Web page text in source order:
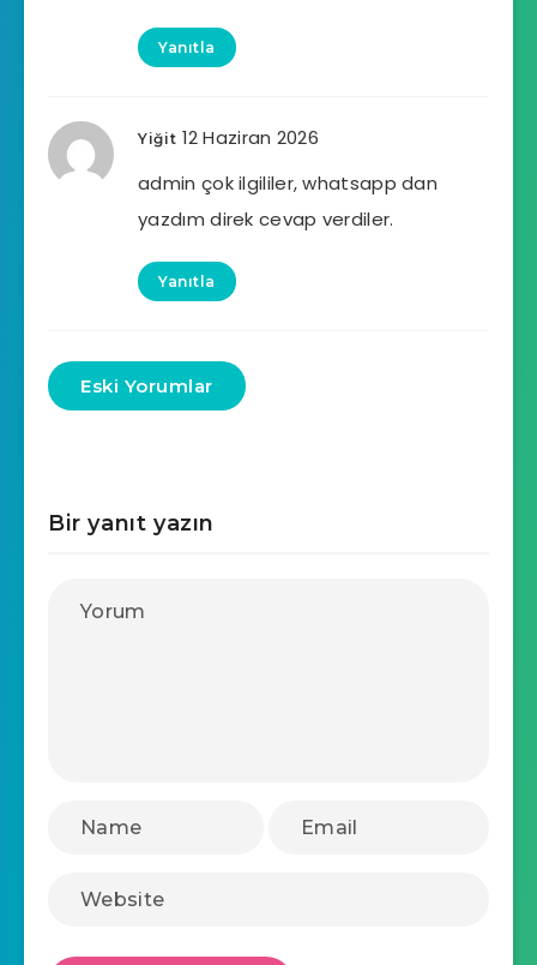
Yanıtla
Yiğit 12 Haziran 2026
admin çok ilgililer, whatsapp dan
yazdım direk cevap verdiler.
Yanıtla
Eski Yorumlar
Bir yanıt yazın